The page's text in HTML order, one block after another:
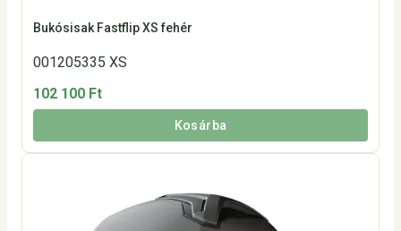
Bukósisak Fastflip XS fehér
001205335 XS
102 100 Ft
Kosárba